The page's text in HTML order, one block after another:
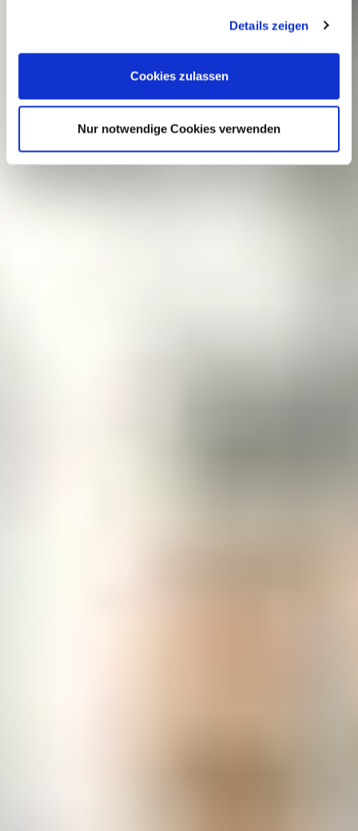
Cookies, wenn Sie unsere Webseite weiterhin nutzen.
Impressum
|Datenschutz
Details zeigen
Cookies zulassen
Nur notwendige Cookies verwenden